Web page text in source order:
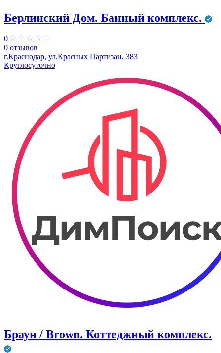
Берлинский Дом. Банный комплекс.
0
0 отзывов
г.Краснодар, ул.Красных Партизан, 383
Круглосуточно
Браун / Brown. Коттеджный комплекс.